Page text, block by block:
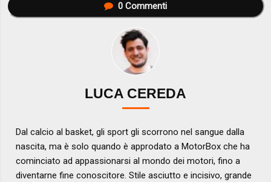
0Commenti
LUCA CEREDA
Dal calcio al basket, gli sport gli scorrono nel sangue dalla
nascita, ma è solo quando è approdato a MotorBox che ha
cominciato ad appassionarsi al mondo dei motori, fino a
diventarne fine conoscitore. Stile asciutto e incisivo, grande